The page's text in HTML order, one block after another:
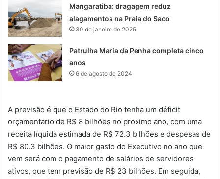
Mangaratiba: dragagem reduz
alagamentos na Praia do Saco
30 de janeiro de 2025
Patrulha Maria da Penha completa cinco
anos
6 de agosto de 2024
A previsão é que o Estado do Rio tenha um déficit
orçamentário de R$ 8 bilhões no próximo ano, com uma
receita líquida estimada de R$ 72.3 bilhões e despesas de
R$ 80.3 bilhões. O maior gasto do Executivo no ano que
vem será com o pagamento de salários de servidores
ativos, que tem previsão de R$ 23 bilhões. Em seguida,